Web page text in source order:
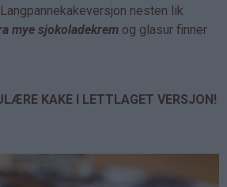
nesten lik
mye sjokoladekrem og glasur finner
KAKE I LETTLAGET VERSJON!